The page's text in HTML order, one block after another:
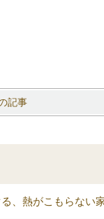
記事
、熱がこもらない